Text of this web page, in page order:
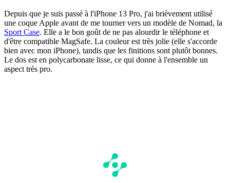
Depuis que je suis passé à l'iPhone 13 Pro, j'ai brièvement utilisé
une coque Apple avant de me tourner vers un modèle de Nomad, la
Sport Case. Elle a le bon goût de ne pas alourdir le téléphone et
d'être compatible MagSafe. La couleur est très jolie (elle s'accorde
bien avec mon iPhone), tandis que les finitions sont plutôt bonnes.
Le dos est en polycarbonate lisse, ce qui donne à l'ensemble un
aspect très pro.